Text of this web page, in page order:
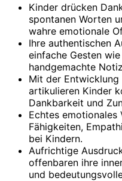
Kinder drücken
spontanen Worten
wahre emotionale
Ihre authentischen
einfache Gesten
handgemachte
Mit der
artikulieren Kinder
Dankbarkeit und
Echtes
Fähigkeiten,
bei Kindern.
Aufrichtige
offenbaren ihre
und